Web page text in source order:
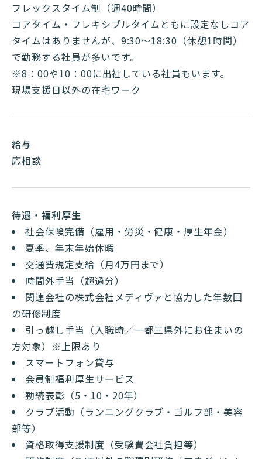
フレックスタイム制（週40時間）
コアタイム・フレキシブルタイムともに設定なしコア
タイムはありませんが、9:30〜18:30（休憩1時間）
で勤務する社員が多いです。
※8：00や10：00に出社している社員もいます。
現場支援日以外の在宅ワーク
給与
応相談
待遇・福利厚生
社会保険完備（雇用・労災・健康・厚生年金）
夏季、年末年始休暇
交通費規定支給（月4万円まで）
時間外手当（超過分）
関連会社の株式会社メディヴァと協力した年数回
の研修制度
引っ越し手当（入職時／一都三県外にお住まいの
方対象）※上限あり
スマートフォン貸与
会員制福利厚生サービス
勤続表彰（5・10・20年）
クラブ活動（ランニングクラブ・ゴルフ部・美容
部等）
資格取得支援制度（受験費会社負担等）